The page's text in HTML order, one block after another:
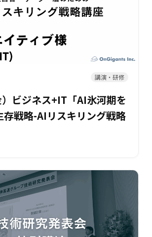
講演・研修
ビジネス+IT「AI氷河期を
存戦略-AIリスキリング戦略